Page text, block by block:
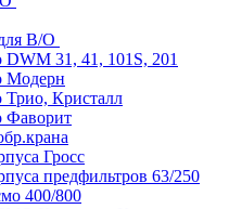
В/О
DWM 31, 41, 101S, 201
Модерн
Трио, Кристалл
Фаворит
Гросс
предфильтров 63/250
400/800